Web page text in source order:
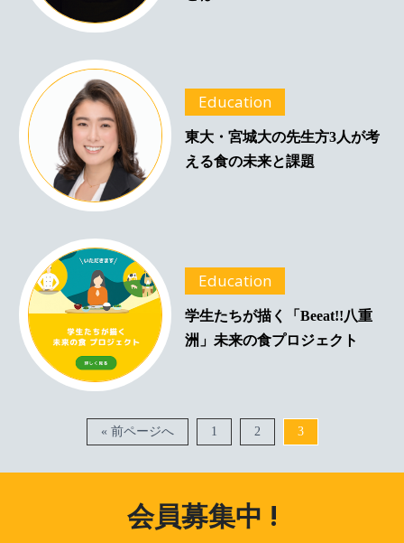
Education
東大・宮城大の先生方3人が考
える食の未来と課題
Education
学生たちが描く「Beeat!!八重
洲」未来の食プロジェクト
« 前ページへ 1 2 3
会員募集中 !